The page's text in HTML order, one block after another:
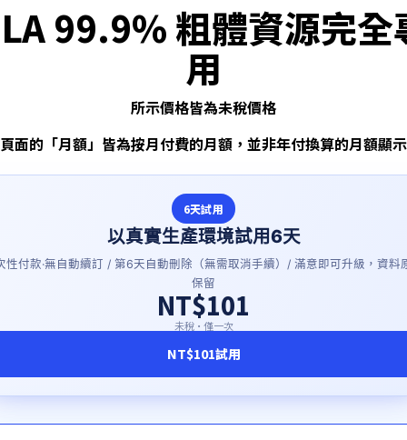
99.9% 粗體資源完全
用
所示價格皆為未稅價格
面的「月額」皆為按月付費的月額，並非年付換算的月額顯
6天試用
以真實生產環境試用6天
性付款·無自動續訂 / 第6天自動刪除（無需取消手續）/ 滿意即可升級，資料
保留
NT$101
未稅·僅一次
NT$101試用